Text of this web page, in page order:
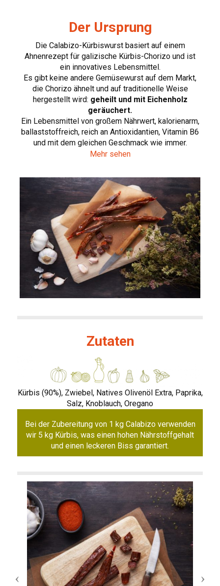
Der Ursprung
Die Calabizo-Kürbiswurst basiert auf einem
Ahnenrezept für galizische Kürbis-Chorizo und ist
ein innovatives Lebensmittel.
Es gibt keine andere Gemüsewurst auf dem Markt,
die Chorizo ähnelt und auf traditionelle Weise
hergestellt wird: geheilt und mit Eichenholz
geräuchert.
Ein Lebensmittel von großem Nährwert, kalorienarm,
ballaststoffreich, reich an Antioxidantien, Vitamin B6
und mit dem gleichen Geschmack wie immer.
Mehr sehen
Zutaten
Kürbis (90%), Zwiebel, Natives Olivenöl Extra, Paprika,
Salz, Knoblauch, Oregano
Bei der Zubereitung von 1 kg Calabizo verwenden
wir 5 kg Kürbis, was einen hohen Nährstoffgehalt
und einen leckeren Biss garantiert.